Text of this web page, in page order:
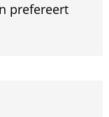
prefereert